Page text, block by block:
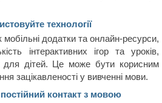
технології
мобільні додатки та онлайн-ресурси,
інтерактивних ігор та уроків,
для дітей. Це може бути корисним
зацікавленості у вивченні мови.
контакт з мовою